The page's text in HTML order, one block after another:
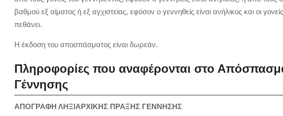
βαθμού εξ αίματος ή εξ αγχιστείας, εφόσον ο γεννηθείς είναι ανήλικος και οι
πεθάνει.
Η έκδοση του αποσπάσματος είναι δωρεάν.
Πληροφορίες που αναφέρονται στο
Γέννησης
ΑΠΟΓΡΑΦΗ ΛΗΞΙΑΡΧΙΚΗΣ ΠΡΑΞΗΣ ΓΕΝΝΗΣΗΣ